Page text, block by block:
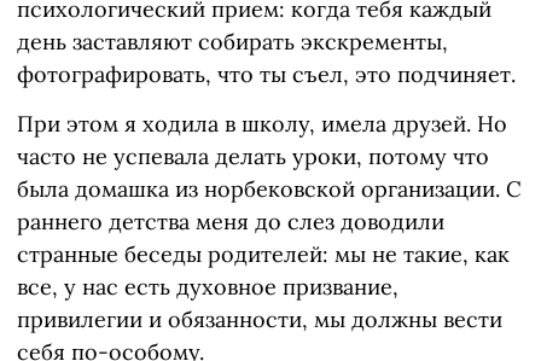
психологический прием: когда тебя каждый
день заставляют собирать экскременты,
фотографировать, что ты съел, это подчиняет.
При этом я ходила в школу, имела друзей. Но
часто не успевала делать уроки, потому что
была домашка из норбековской организации. С
раннего детства меня до слез доводили
странные беседы родителей: мы не такие, как
все, у нас есть духовное призвание,
привилегии и обязанности, мы должны вести
себя по-особому.